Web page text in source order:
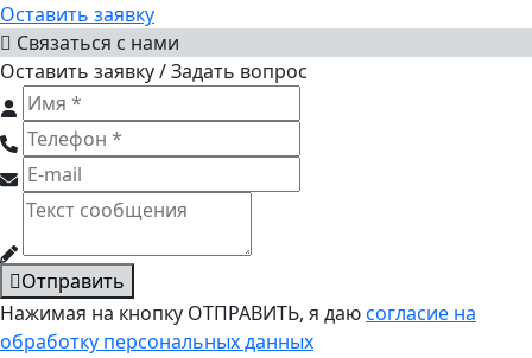
Оставить заявку
Связаться с нами
Оставить заявку / Задать вопрос
Отправить
Нажимая на кнопку ОТПРАВИТЬ, я даюсогласие на
обработку персональных данных